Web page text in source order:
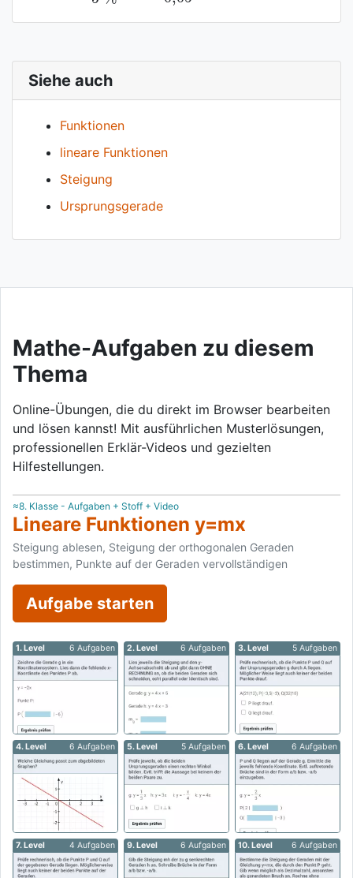
Siehe auch
Funktionen
lineare Funktionen
Steigung
Ursprungsgerade
Mathe-Aufgaben zu diesem
Thema
Online-Übungen, die du direkt im Browser bearbeiten
und lösen kannst! Mit ausführlichen Musterlösungen,
professionellen Erklär-Videos und gezielten
Hilfestellungen.
≈8. Klasse - Aufgaben + Stoff + Video
Lineare Funktionen y=mx
Steigung ablesen, Steigung der orthogonalen Geraden
bestimmen, Punkte auf der Geraden vervollständigen
Aufgabe starten
1. Level 6 Aufgaben 2. Level 6 Aufgaben 3. Level 5 Aufgaben
4. Level 6 Aufgaben 5. Level 5 Aufgaben 6. Level 6 Aufgaben
7. Level 4 Aufgaben 9. Level 6 Aufgaben 10. Level 6 Aufgaben